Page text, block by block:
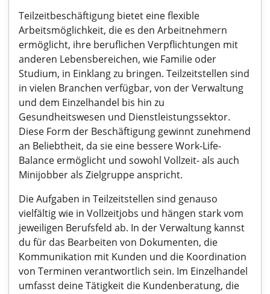
Teilzeitbeschäftigung bietet eine flexible
Arbeitsmöglichkeit, die es den Arbeitnehmern
ermöglicht, ihre beruflichen Verpflichtungen mit
anderen Lebensbereichen, wie Familie oder
Studium, in Einklang zu bringen. Teilzeitstellen sind
in vielen Branchen verfügbar, von der Verwaltung
und dem Einzelhandel bis hin zu
Gesundheitswesen und Dienstleistungssektor.
Diese Form der Beschäftigung gewinnt zunehmend
an Beliebtheit, da sie eine bessere Work-Life-
Balance ermöglicht und sowohl Vollzeit- als auch
Minijobber als Zielgruppe anspricht.
Die Aufgaben in Teilzeitstellen sind genauso
vielfältig wie in Vollzeitjobs und hängen stark vom
jeweiligen Berufsfeld ab. In der Verwaltung kannst
du für das Bearbeiten von Dokumenten, die
Kommunikation mit Kunden und die Koordination
von Terminen verantwortlich sein. Im Einzelhandel
umfasst deine Tätigkeit die Kundenberatung, die